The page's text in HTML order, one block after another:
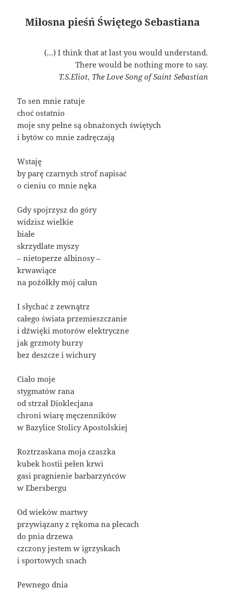
Miłosna pieśń Świętego Sebastiana
(…) I think that at last you would understand.
There would be nothing more to say.
T.S.Eliot, The Love Song of Saint Sebastian
To sen mnie ratuje
choć ostatnio
moje sny pełne są obnażonych świętych
i bytów co mnie zadręczają
Wstaję
by parę czarnych strof napisać
o cieniu co mnie nęka
Gdy spojrzysz do góry
widzisz wielkie
białe
skrzydlate myszy
– nietoperze albinosy –
krwawiące
na pożółkły mój całun
I słychać z zewnątrz
całego świata przemieszczanie
i dźwięki motorów elektryczne
jak grzmoty burzy
bez deszcze i wichury
Ciało moje
stygmatów rana
od strzał Dioklecjana
chroni wiarę męczenników
w Bazylice Stolicy Apostolskiej
Roztrzaskana moja czaszka
kubek hostii pełen krwi
gasi pragnienie barbarzyńców
w Ebersbergu
Od wieków martwy
przywiązany z rękoma na plecach
do pnia drzewa
czczony jestem w igrzyskach
i sportowych snach
Pewnego dnia